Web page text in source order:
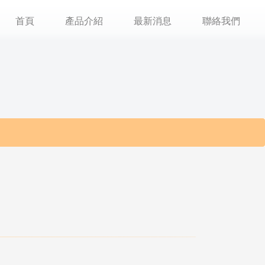
首頁 產品介紹 最新消息 聯絡我們